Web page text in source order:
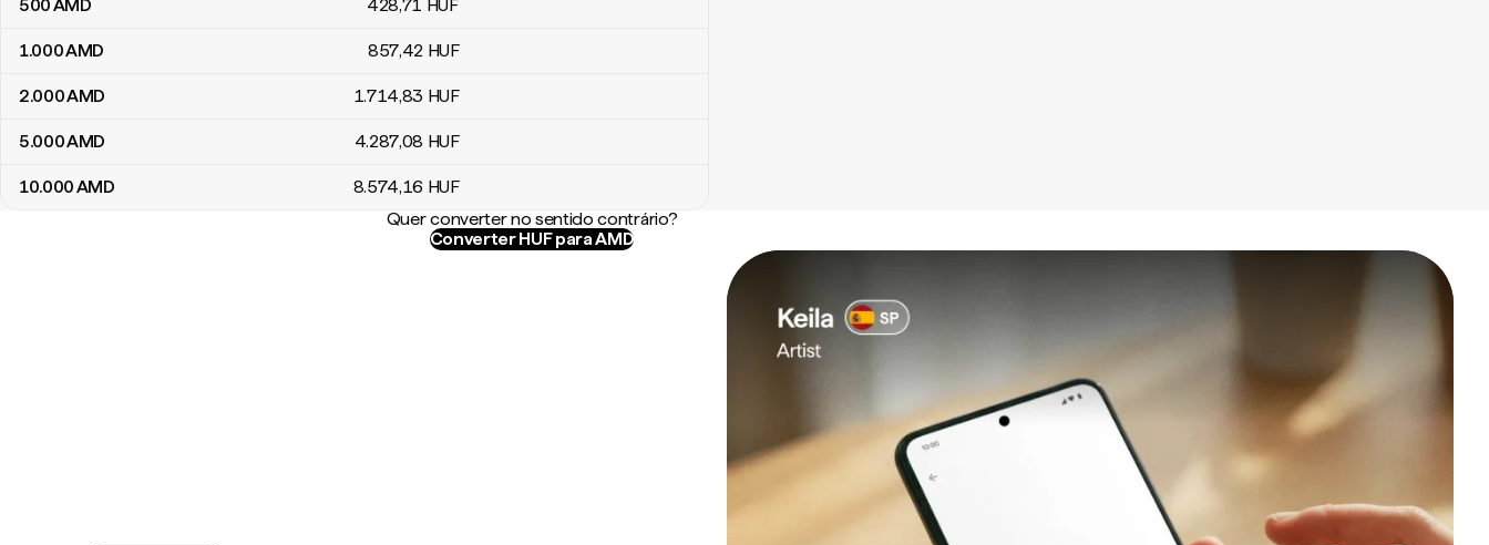
500AMD 428,71 HUF
1.000AMD 857,42 HUF
2.000AMD 1.714,83 HUF
5.000AMD 4.287,08 HUF
10.000AMD 8.574,16 HUF
Quer converter no sentido contrário?
Converter HUF para AMD